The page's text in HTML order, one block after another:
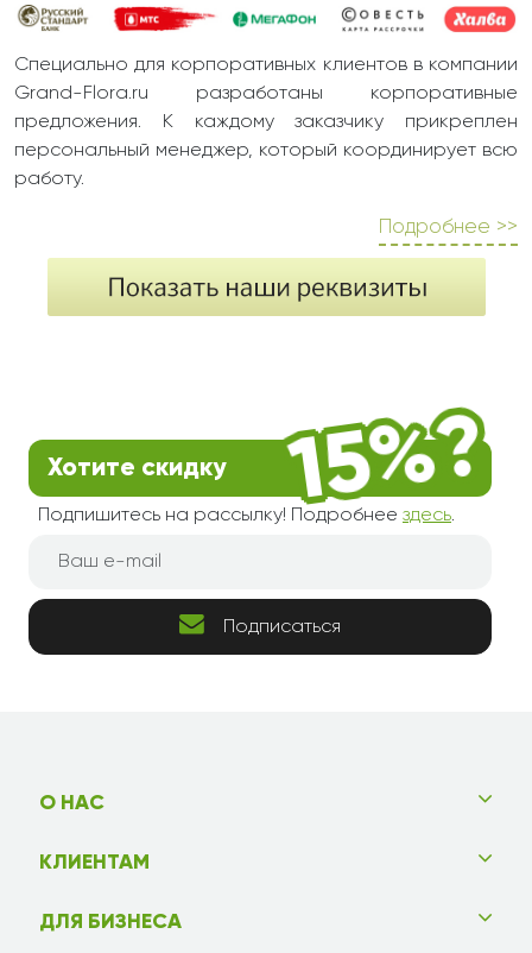
Специально для корпоративных клиентов в компании
Grand-Flora.ru разработаны корпоративные
предложения. К каждому заказчику прикреплен
персональный менеджер, который координирует всю
работу.
Подробнее >>
Хотите скидку
Подпишитесь на рассылку! Подробнее здесь.
Подписаться
О НАС
КЛИЕНТАМ
ДЛЯ БИЗНЕСА